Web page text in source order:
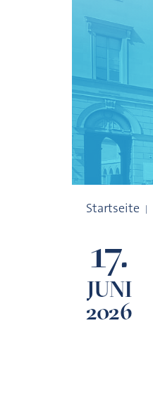
Startseite
17.
JUNI
2026